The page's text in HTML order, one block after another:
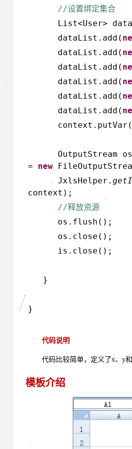
//设置绑定集合
List<User>
dataList.add(
dataList.add(
dataList.add(
dataList.add(
dataList.add(
dataList.add(
context.putVar(
OutputStream os
= new
JxlsHelper.
context);
//释放资源
os.flush();
os.close();
is.close();
}
}
代码说明
代码比较简单，定义了x、y
模板介绍